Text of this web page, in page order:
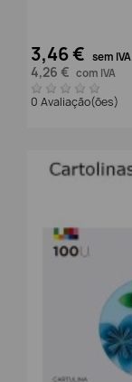
3,46 € sem IVA
4,26 € com IVA
0 Avaliação(ões)